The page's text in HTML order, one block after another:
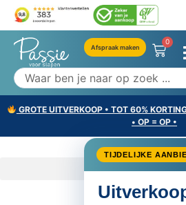
Afspraak maken
0
GROTE UITVERKOOP • TOT 60%
• OP = OP •
TIJDELIJKE